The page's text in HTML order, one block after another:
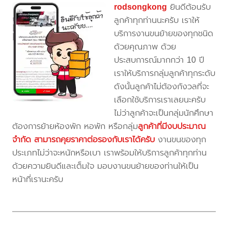
rodsongkong ยินดีต้อนรับ
ลูกค้าทุกท่านนะครับ เราให้
บริการงานขนย้ายของทุกชนิด
ด้วยคุณภาพ ด้วย
ประสบการณ์มากกว่า 10 ปี
เราให้บริการกลุ่มลูกค้าทุกระดับ
ดังนั้นลูกค้าไม่ต้องกังวลที่จะ
เลือกใช้บริการเราเลยนะครับ
ไม่ว่าลูกค้าจะเป็นกลุ่มนักศึกษา
ต้องการย้ายห้องพัก หอพัก หรือกลุ่มลูกค้าที่มีงบประมาณ
จำกัด สามารถคุยราคาต่อรองกับเราได้ครับ งานขนของทุก
ประเภทไม่ว่าจะหนักหรือเบา เราพร้อมให้บริการลูกค้าทุกท่าน
ด้วยความยินดีและเต็มใจ มอบงานขนย้ายของท่านให้เป็น
หน้าที่เรานะครับ